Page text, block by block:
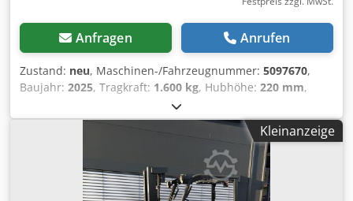
Anfragen Anrufen
Zustand: neu, Maschinen-/Fahrzeugnummer: 5097670,
Baujahr: 2025, Tragkraft: 1.600 kg, Hubhöhe: 220 mm,
, Kraftstofftyp:
Masttyp:Sonstige, Bauhöhe:1.300 mm, Batteriespannung:
, Gesamtgewicht:400 kg,
5097670 Csdpfx Aoytldgsdherf Seriennummer: OBWN3-
0000 Batterie-Details: 25,6 V, 150 Ah
Kleinanzeige